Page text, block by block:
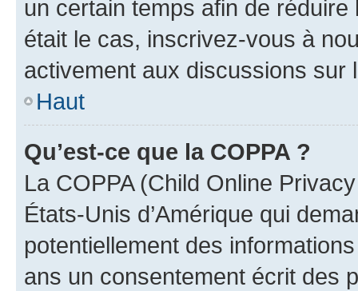
un certain temps afin de
était le cas, inscrivez-vous à
activement aux discussions sur
Haut
Qu’est-ce que la COPPA ?
La COPPA (Child Online
États-Unis d’Amérique qui
potentiellement des
ans un consentement écrit des